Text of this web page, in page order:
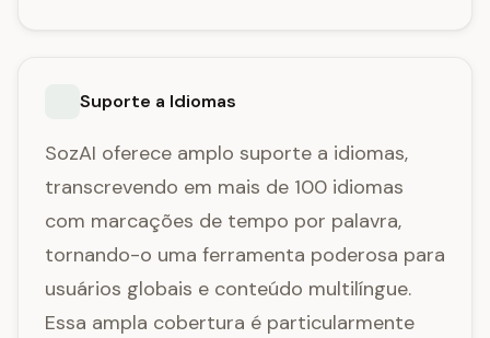
Suporte a Idiomas
SozAI oferece amplo suporte a idiomas,
transcrevendo em mais de 100 idiomas
com marcações de tempo por palavra,
tornando-o uma ferramenta poderosa para
usuários globais e conteúdo multilíngue.
Essa ampla cobertura é particularmente